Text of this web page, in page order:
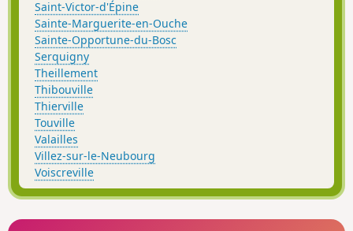
Saint-Victor-d'Épine
Sainte-Marguerite-en-Ouche
Sainte-Opportune-du-Bosc
Serquigny
Theillement
Thibouville
Thierville
Touville
Valailles
Villez-sur-le-Neubourg
Voiscreville